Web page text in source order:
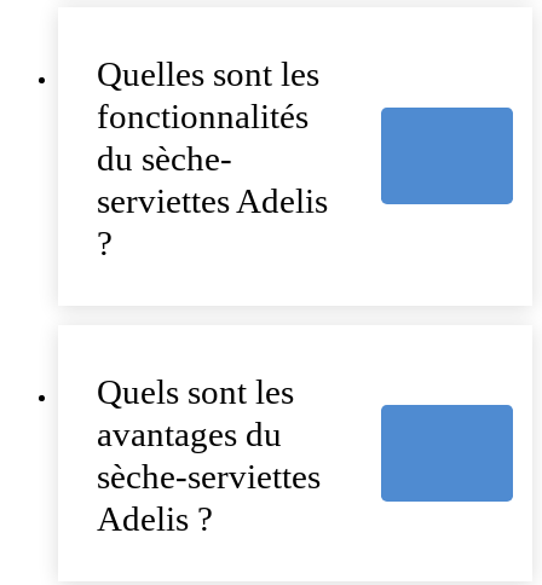
Quelles sont les
fonctionnalités
du sèche-
serviettes Adelis
?
Quels sont les
avantages du
sèche-serviettes
Adelis ?